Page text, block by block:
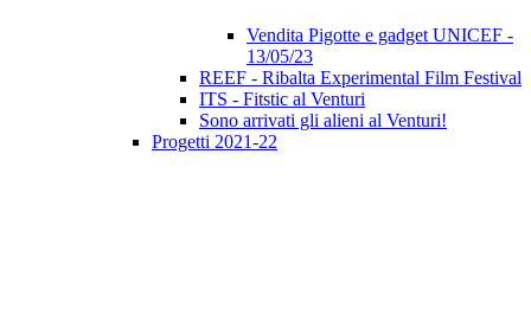
Vendita Pigotte e gadget UNICEF -
13/05/23
REEF - Ribalta Experimental Film Festival
ITS - Fitstic al Venturi
Sono arrivati gli alieni al Venturi!
Progetti 2021-22